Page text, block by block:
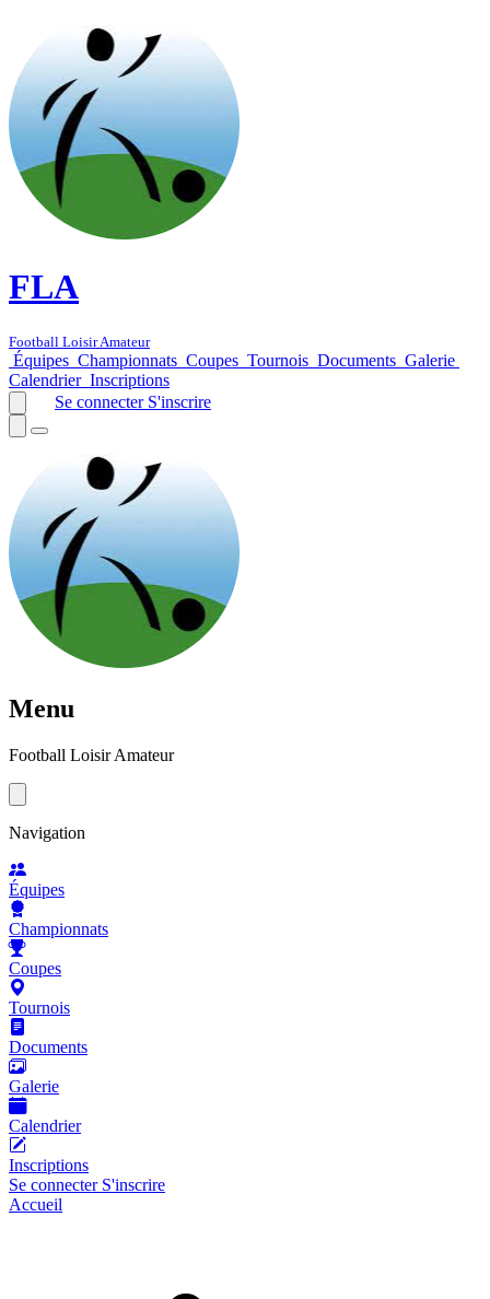
FLA
Football Loisir Amateur
Équipes Championnats Coupes Tournois Documents Galerie
Calendrier Inscriptions
Se connecter S'inscrire
Menu
Football Loisir Amateur
Navigation
Équipes
Championnats
Coupes
Tournois
Documents
Galerie
Calendrier
Inscriptions
Se connecter S'inscrire
Accueil